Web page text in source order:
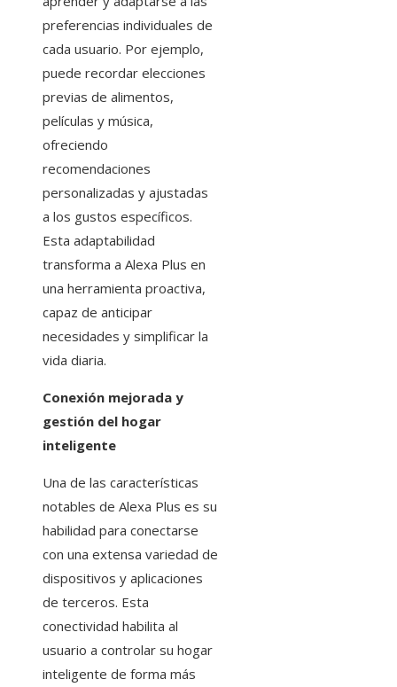
preferencias individuales de
cada usuario. Por ejemplo,
puede recordar elecciones
previas de alimentos,
películas y música,
ofreciendo
recomendaciones
personalizadas y ajustadas
a los gustos específicos.
Esta adaptabilidad
transforma a Alexa Plus en
una herramienta proactiva,
capaz de anticipar
necesidades y simplificar la
vida diaria.
Conexión mejorada y
gestión del hogar
inteligente
Una de las características
notables de Alexa Plus es su
habilidad para conectarse
con una extensa variedad de
dispositivos y aplicaciones
de terceros. Esta
conectividad habilita al
usuario a controlar su hogar
inteligente de forma más